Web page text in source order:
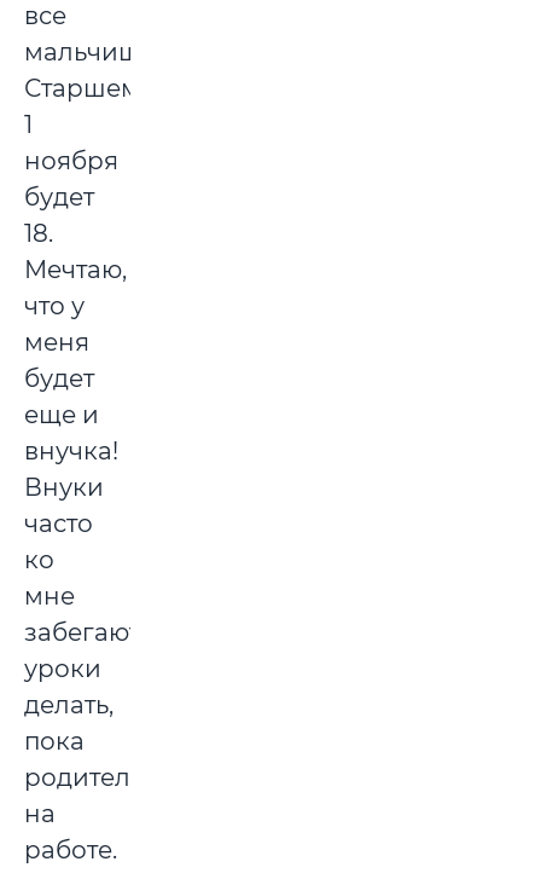
все
мальчишки.
Старшему
1
ноября
будет
18.
Мечтаю,
что у
меня
будет
еще и
внучка!
Внуки
часто
ко
мне
забегают
уроки
делать,
пока
родители
на
работе.